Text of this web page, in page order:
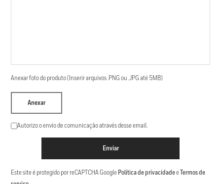
Anexar foto do produto (Inserir arquivos .PNG ou .JPG até 5MB)
Anexar
Autorizo o envio de comunicação através desse email.
Enviar
Este site é protegido por reCAPTCHA Google Política de privacidadee Termos de